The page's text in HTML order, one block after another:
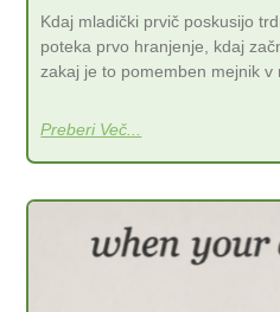
Kdaj mladički prvič poskusijo
poteka prvo hranjenje, kdaj
zakaj je to pomemben mejnik v
Preberi Več...